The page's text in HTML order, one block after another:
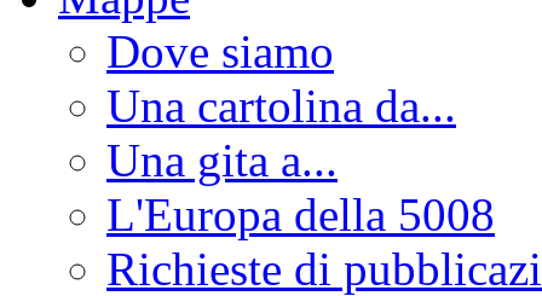
Dove siamo
Una cartolina da...
Una gita a...
L'Europa della 5008
Richieste di